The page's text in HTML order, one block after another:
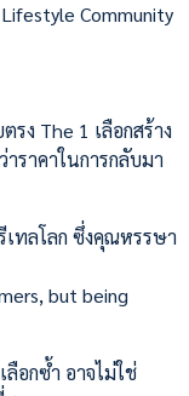
Community
ง The 1 เลือกสร้าง
ราคาในการกลับมา
ทลโลก ซึ่งคุณหรรษา
but being
อกซ้ำ อาจไม่ใช่